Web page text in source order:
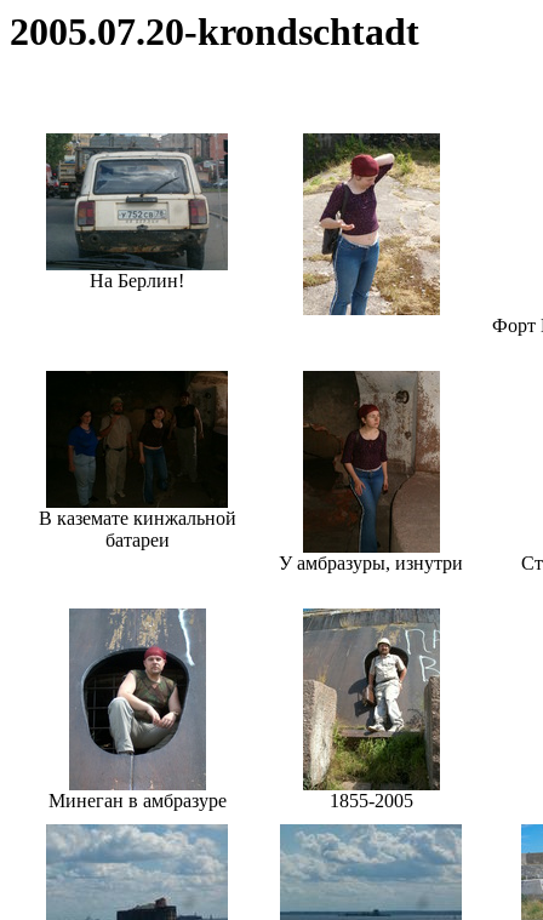
2005.07.20-krondschtadt
На Берлин!
Форт
В каземате кинжальной
батареи
У амбразуры, изнутри
Минеган в амбразуре 1855-2005